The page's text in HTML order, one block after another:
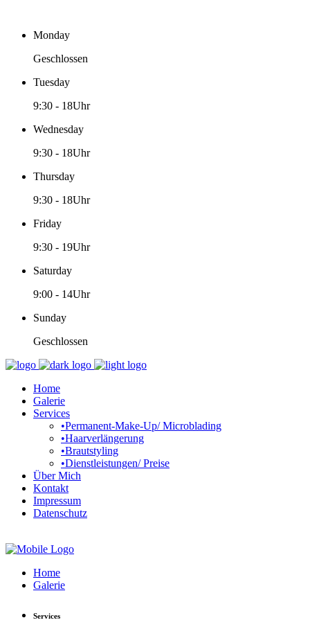
Monday
Geschlossen
Tuesday
9:30 - 18Uhr
Wednesday
9:30 - 18Uhr
Thursday
9:30 - 18Uhr
Friday
9:30 - 19Uhr
Saturday
9:00 - 14Uhr
Sunday
Geschlossen
Home
Galerie
Services
•Permanent-Make-Up/ Microblading
•Haarverlängerung
•Brautstyling
•Dienstleistungen/ Preise
Über Mich
Kontakt
Impressum
Datenschutz
Home
Galerie
Services